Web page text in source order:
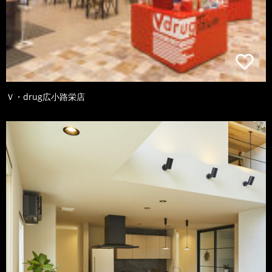
Ｖ・drug広小路栄店